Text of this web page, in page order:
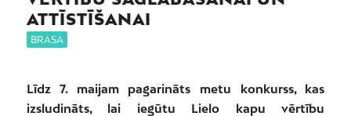
ATTĪSTĪŠANAI
BRASA
Līdz 7. maijam pagarināts metu konkurss, kas
izsludināts, lai iegūtu Lielo kapu vērtību